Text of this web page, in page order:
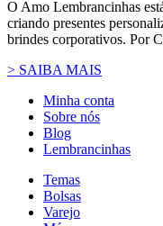
O Amo Lembrancinhas
criando presentes
brindes corporativos. Por
> SAIBA MAIS
Minha conta
Sobre nós
Blog
Lembrancinhas
Temas
Bolsas
Varejo